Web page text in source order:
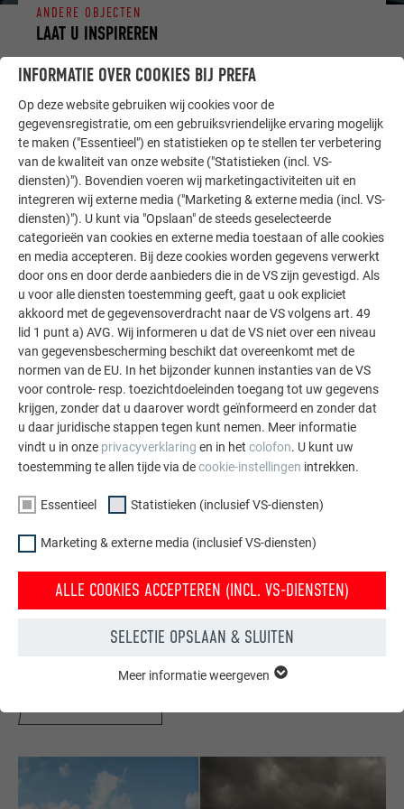
LAAT U INSPIREREN
ANDERE OBJECTEN
De PREFA referentiegallerij laat zien hoe veelzijdig
aluminium kan worden toegepast. Ontdek meer
indrukwekkende projecten met de duurzame PREFA
aluminiumoplossingen voor dak, zonne-energie en
gevel.
MEER REFERENTIES BEKIJKEN
Gratis brochures bestellen
Daken, gevels, zonnepanelen, dakafvoersystemen &
aluminium ziet uw huis er niet alleen goed uit, maar het is
INFORMATIE OVER COOKIES BIJ PREFA
Op deze website gebruiken wij cookies voor de
gegevensregistratie, om een gebruiksvriendelijke ervaring mogelijk
te maken ("Essentieel") en statistieken op te stellen ter verbetering
van de kwaliteit van onze website ("Statistieken (incl. VS-
diensten)"). Bovendien voeren wij marketingactiviteiten uit en
integreren wij externe media ("Marketing & externe media (incl. VS-
diensten)"). U kunt via "Opslaan" de steeds geselecteerde
categorieën van cookies en externe media toestaan of alle cookies
en media accepteren. Bij deze cookies worden gegevens verwerkt
door ons en door derde aanbieders die in de VS zijn gevestigd. Als
u voor alle diensten toestemming geeft, gaat u ook expliciet
akkoord met de gegevensoverdracht naar de VS volgens art. 49
lid 1 punt a) AVG. Wij informeren u dat de VS niet over een niveau
van gegevensbescherming beschikt dat overeenkomt met de
normen van de EU. In het bijzonder kunnen instanties van de VS
voor controle- resp. toezichtdoeleinden toegang tot uw gegevens
krijgen, zonder dat u daarover wordt geïnformeerd en zonder dat
u daar juridische stappen tegen kunt nemen. Meer informatie
vindt u in onze privacyverklaring en in het colofon. U kunt uw
toestemming te allen tijde via decookie-instellingen intrekken.
Essentieel Statistieken (inclusief VS-diensten)
Marketing & externe media (inclusief VS-diensten)
ALLE COOKIES ACCEPTEREN (INCL. VS-DIENSTEN)
SELECTIE OPSLAAN & SLUITEN
Meer informatie weergeven